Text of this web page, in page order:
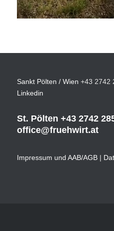
Sankt Pölten / Wien +43 2742
Linkedin
St. Pölten +43 2742
office@fruehwirt.at
Impressum und AAB/AGB|